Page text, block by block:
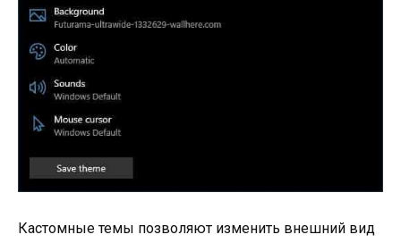
Кастомные темы позволяют изменить внешний вид